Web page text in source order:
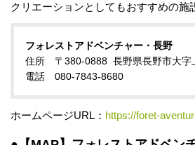
クリエーションとしてもおすすめの施
フォレストアドベンチャー・長野
住所 〒380-0888 長野県長野市大字
電話 080-7843-8680
ホームページURL： https://foret-